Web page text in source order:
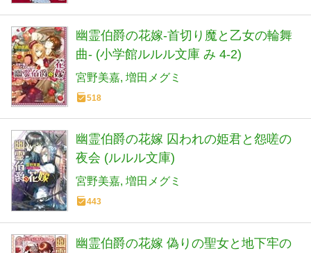
幽霊伯爵の花嫁-首切り魔と乙女の輪舞
曲- (小学館ルルル文庫 み 4-2)
宮野美嘉 増田メグミ
518
幽霊伯爵の花嫁 囚われの姫君と怨嗟の
夜会 (ルルル文庫)
宮野美嘉 増田メグミ
443
幽霊伯爵の花嫁 偽りの聖女と地下牢の